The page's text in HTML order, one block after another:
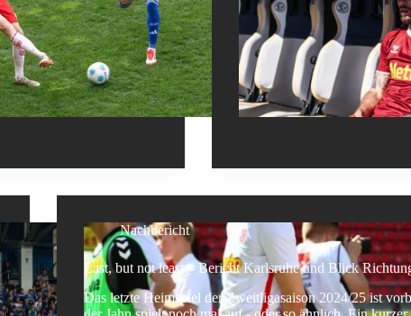
Nachbericht
Last, but not least – Bericht Karlsruhe und Blick
Das letzte Heimspiel der Zweitligasaison 2024/25 ist